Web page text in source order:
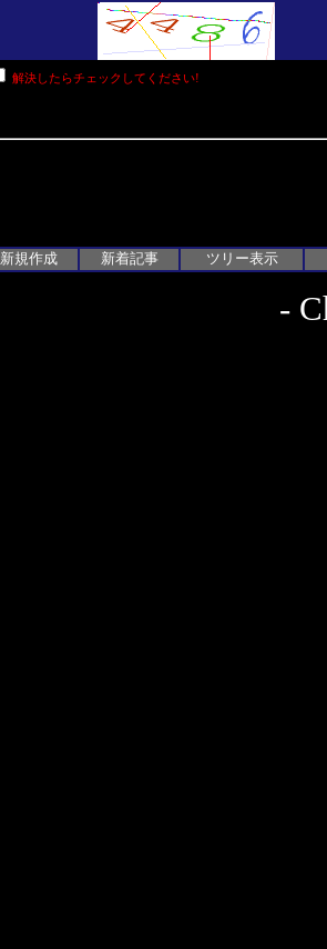
解決したらチェックしてください!
新規作成 新着記事 ツリー表示
-